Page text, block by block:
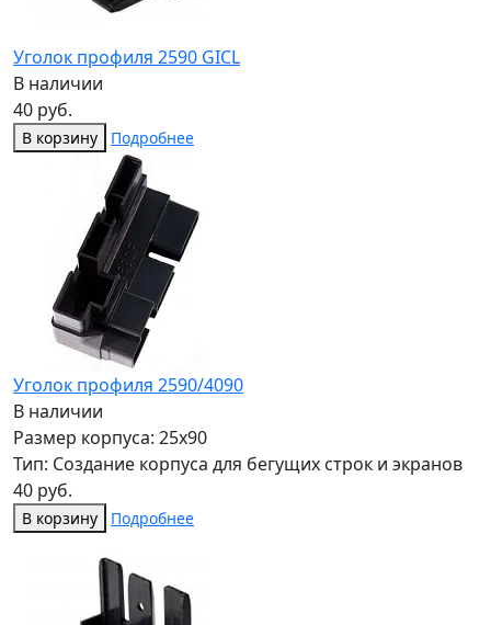
Уголок профиля 2590 GICL
В наличии
40 руб.
В корзину Подробнее
Уголок профиля 2590/4090
В наличии
Размер корпуса: 25x90
Тип: Создание корпуса для бегущих строк и экранов
40 руб.
В корзину Подробнее